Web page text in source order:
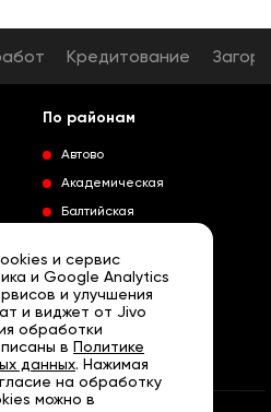
Кредитование
По районам
Автово
Академическая
Балтийская
Выборгская
Гражданский проспект
Девяткино
Кировский завод
Ленинский проспект
и сервис
и Google Analytics
и улучшения
и виджет от Jivo
обработки
в Политике
данных. Нажимая
на обработку
можно в